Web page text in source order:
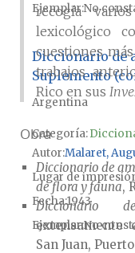
recogía
lexicológico
cuestiones
trabajos
Rico en sus
Obra
Diccionario de
de flora y fauna,
Diccionario
extensamente
San Juan, Puerto
Ejemplar No
Diccionario de
Suplemento
Argentina
Categoría:
Autor Malaret,
Lugar de
Fecha1943
EjemplarNo